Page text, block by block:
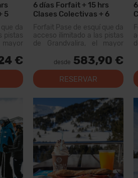
5
da
pistas
forfait
200
€
6 días Forfait + 15 hrs
Clases Colectivas + 6
Menús
Forfait Pase de esquí que da
acceso ilimitado a las pistas
de Grandvalira, el mayor
Pirineos. Con este forfait
podrás recorrer más de 200
km de pistas, con opciones
para todos los niveles,
desde 583,90 €
RESERVAR